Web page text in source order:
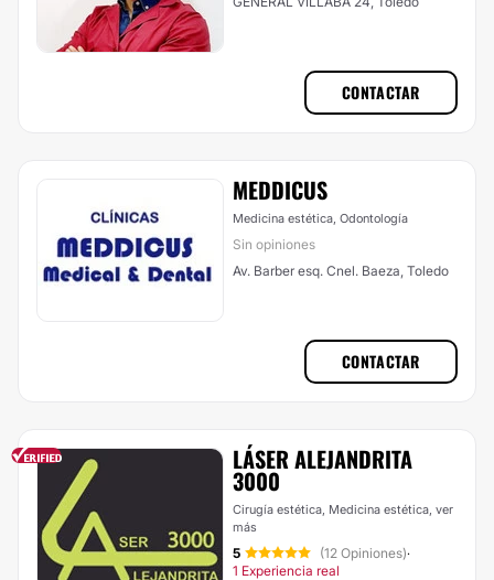
CONTACTAR
MEDDICUS
Medicina estética, Odontología
Sin opiniones
Av. Barber esq. Cnel. Baeza, Toledo
CONTACTAR
LÁSER ALEJANDRITA
3000
Cirugía estética, Medicina estética, ver
más
5 (12 Opiniones)·
1 Experiencia real